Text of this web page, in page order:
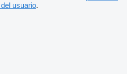
usuario.